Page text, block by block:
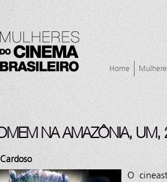
Home
NA AMAZÔNIA,
O